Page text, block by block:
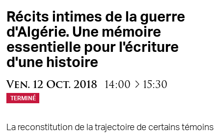
Récits intimes de la guerre
d'Algérie. Une mémoire
essentielle pour l'écriture
d'une histoire
Ven. 12 Oct. 2018 14:00 à15:30
TERMINÉ
La reconstitution de la trajectoire de certains témoins